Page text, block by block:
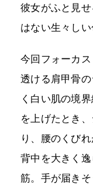
彼女がふと見
はない生々しい
今回フォーカ
透ける肩甲骨
く白い肌の境
を上げたとき
り、腰のくび
背中を大きく
筋。手が届き